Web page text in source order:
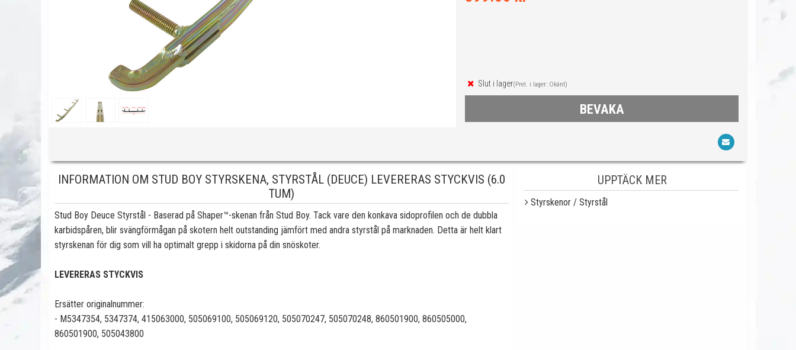
Slut i lager(Prel. i lager: Okänt)
BEVAKA
INFORMATION OM STUD BOY STYRSKENA, STYRSTÅL (DEUCE) LEVERERAS STYCKVIS (6.0
TUM)
Stud Boy Deuce Styrstål - Baserad på Shaper™-skenan från Stud Boy. Tack vare den konkava sidoprofilen och de dubbla
karbidspåren, blir svängförmågan på skotern helt outstanding jämfört med andra styrstål på marknaden. Detta är helt klart
styrskenan för dig som vill ha optimalt grepp i skidorna på din snöskoter.
LEVERERAS STYCKVIS
Ersätter originalnummer:
- M5347354, 5347374, 415063000, 505069100, 505069120, 505070247, 505070248, 860501900, 860505000,
860501900, 505043800
UPPTÄCK MER
Styrskenor / Styrstål